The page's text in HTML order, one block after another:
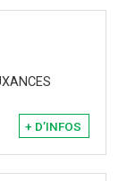
+ D’INFOS